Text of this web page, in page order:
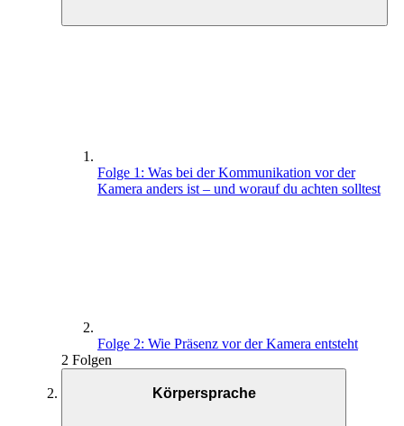
Folge 1: Was bei der Kommunikation vor der
Kamera anders ist – und worauf du achten solltest
Folge 2: Wie Präsenz vor der Kamera entsteht
2 Folgen
Körpersprache